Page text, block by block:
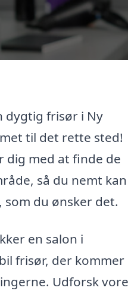
dygtig frisør i Ny
til det rette sted!
med at finde de
så du nemt kan
du ønsker det.
en salon i
frisør, der kommer
Udforsk